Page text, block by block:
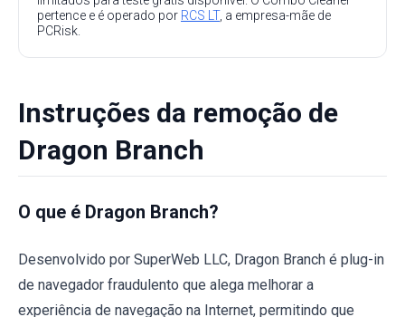
pertence e é operado por RCS LT, a empresa-mãe de
PCRisk.
Instruções da remoção de
Dragon Branch
O que é Dragon Branch?
Desenvolvido por SuperWeb LLC, Dragon Branch é plug-in
de navegador fraudulento que alega melhorar a
experiência de navegação na Internet, permitindo que